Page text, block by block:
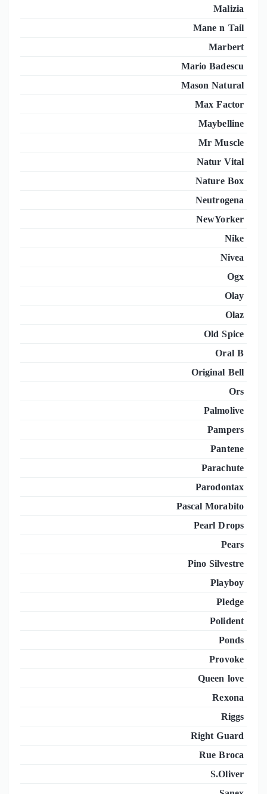
Malizia
Mane n Tail
Marbert
Mario Badescu
Mason Natural
Max Factor
Maybelline
Mr Muscle
Natur Vital
Nature Box
Neutrogena
NewYorker
Nike
Nivea
Ogx
Olay
Olaz
Old Spice
Oral B
Original Bell
Ors
Palmolive
Pampers
Pantene
Parachute
Parodontax
Pascal Morabito
Pearl Drops
Pears
Pino Silvestre
Playboy
Pledge
Polident
Ponds
Provoke
Queen love
Rexona
Riggs
Right Guard
Rue Broca
S.Oliver